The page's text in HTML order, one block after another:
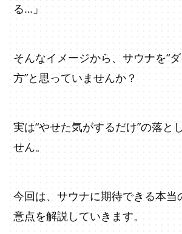
る…」
そんなイメージから、サウナを“
方”と思っていませんか？
実は“やせた気がするだけ”の落と
せん。
今回は、サウナに期待できる本当
意点を解説していきます。